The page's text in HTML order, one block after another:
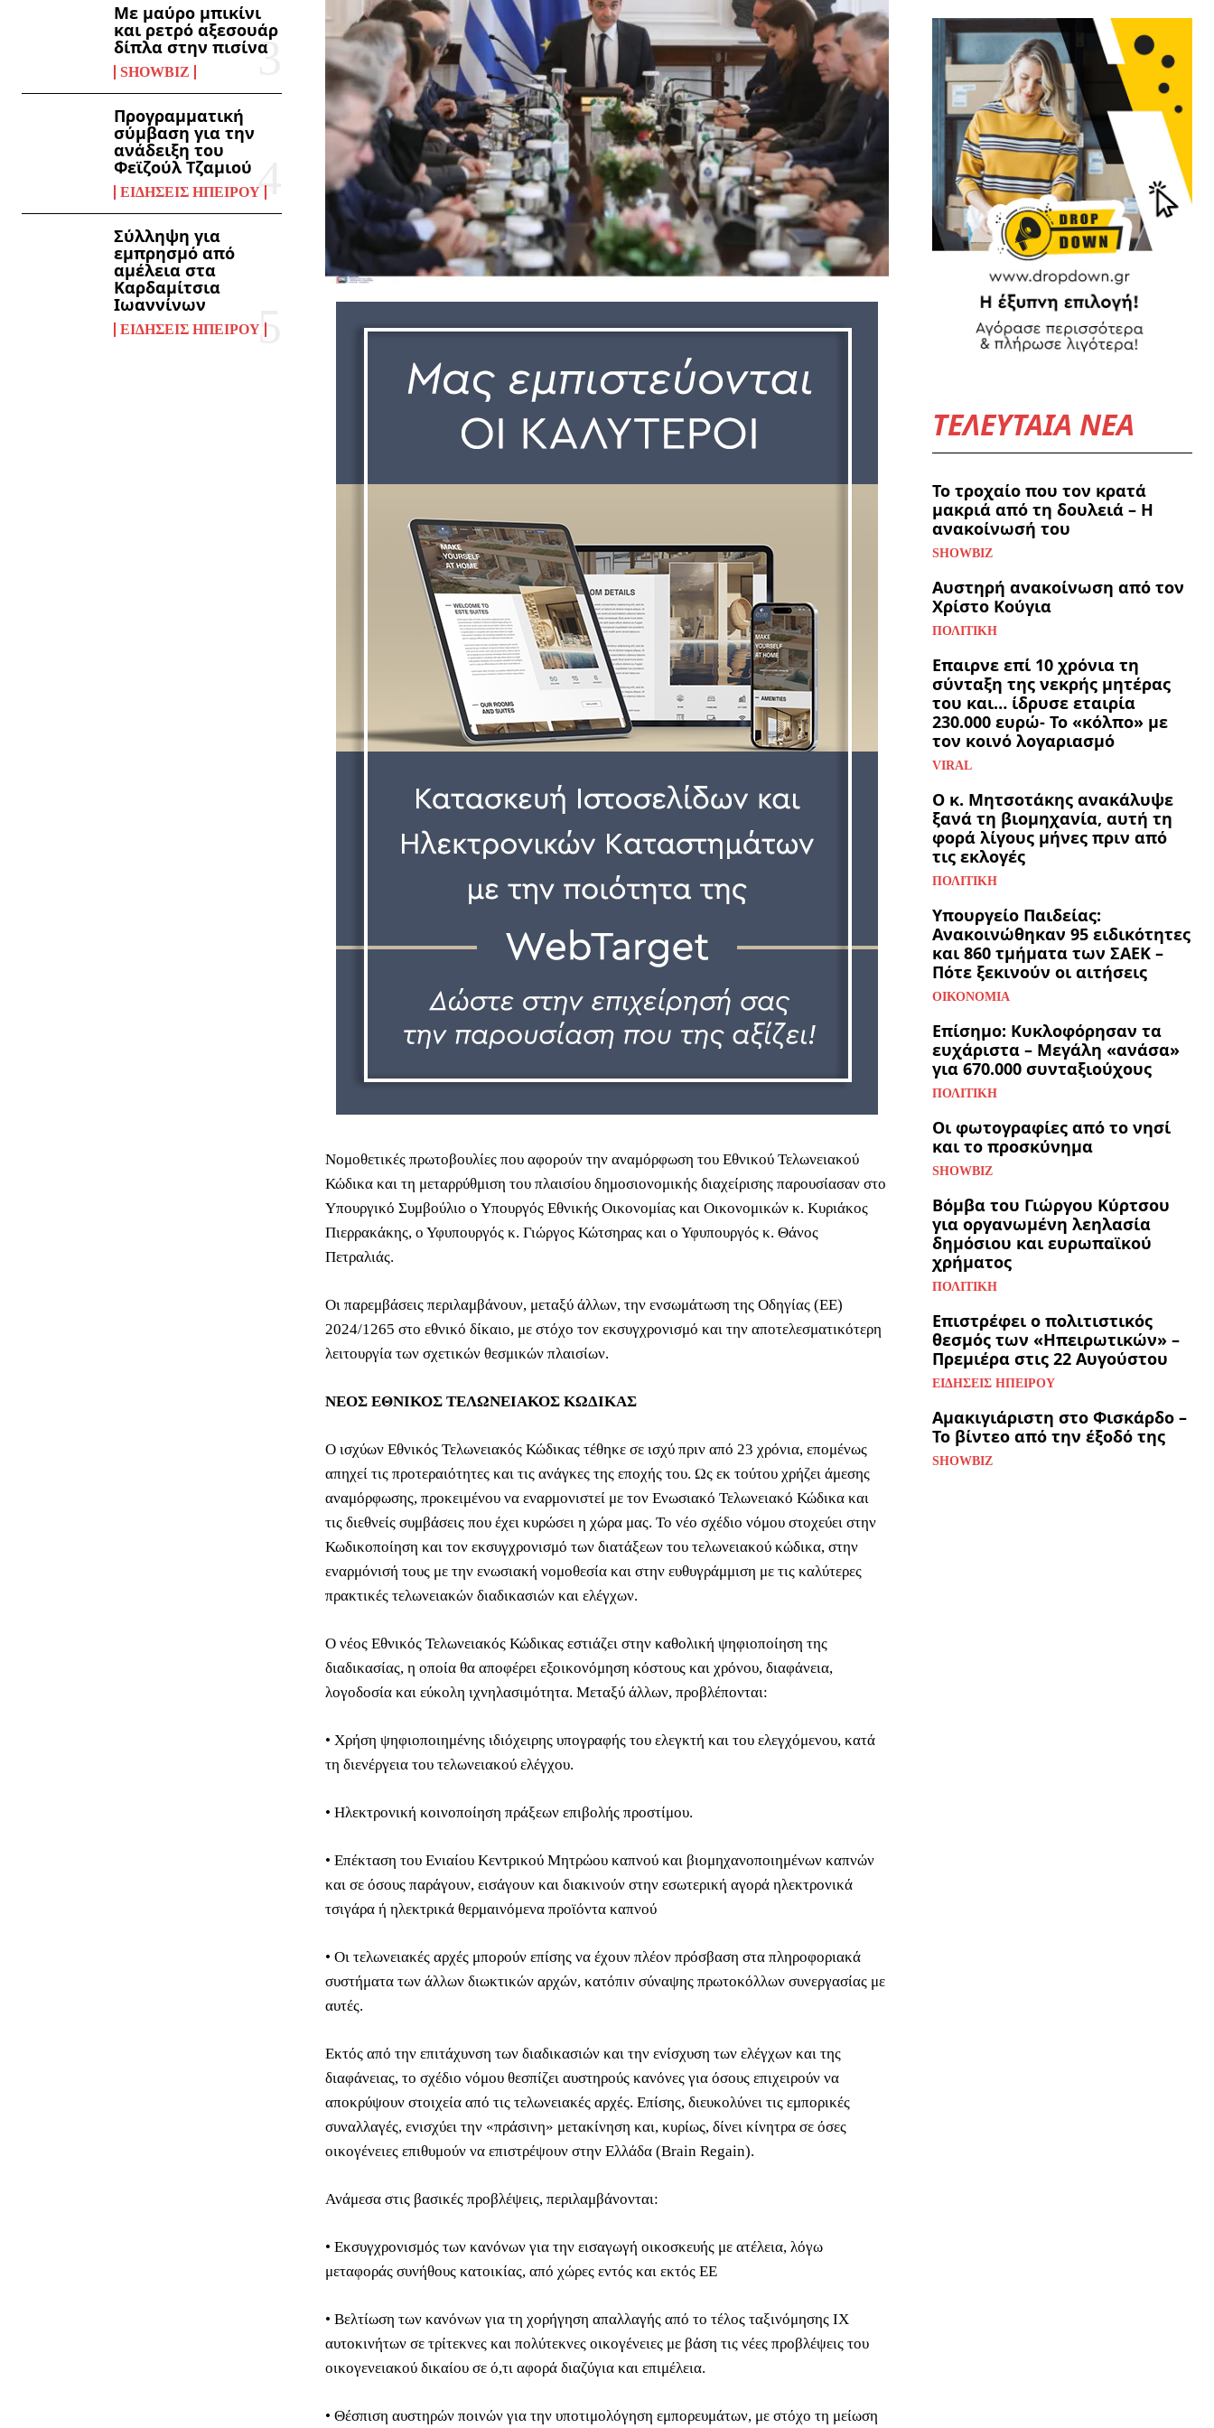
Με μαύρο μπικίνι
και ρετρό αξεσουάρ
δίπλα στην πισίνα
SHOWBIZ
Προγραμματική
σύμβαση για την
ανάδειξη του
Φεϊζούλ Τζαμιού
ΕΙΔΉΣΕΙΣ ΗΠΕΊΡΟΥ
Σύλληψη για
εμπρησμό από
αμέλεια στα
Καρδαμίτσια
Ιωαννίνων
ΕΙΔΉΣΕΙΣ ΗΠΕΊΡΟΥ
Νομοθετικές πρωτοβουλίες που αφορούν την αναμόρφωση του Εθνικού Τελωνειακού
Κώδικα και τη μεταρρύθμιση του πλαισίου δημοσιονομικής διαχείρισης παρουσίασαν στο
Υπουργικό Συμβούλιο ο Υπουργός Εθνικής Οικονομίας και Οικονομικών κ. Κυριάκος
Πιερρακάκης, ο Υφυπουργός κ. Γιώργος Κώτσηρας και ο Υφυπουργός κ. Θάνος
Πετραλιάς.
Οι παρεμβάσεις περιλαμβάνουν, μεταξύ άλλων, την ενσωμάτωση της Οδηγίας (ΕΕ)
2024/1265 στο εθνικό δίκαιο, με στόχο τον εκσυγχρονισμό και την αποτελεσματικότερη
λειτουργία των σχετικών θεσμικών πλαισίων.
ΝΕΟΣ ΕΘΝΙΚΟΣ ΤΕΛΩΝΕΙΑΚΟΣ ΚΩΔΙΚΑΣ
Ο ισχύων Εθνικός Τελωνειακός Κώδικας τέθηκε σε ισχύ πριν από 23 χρόνια, επομένως
απηχεί τις προτεραιότητες και τις ανάγκες της εποχής του. Ως εκ τούτου χρήζει άμεσης
αναμόρφωσης, προκειμένου να εναρμονιστεί με τον Ενωσιακό Τελωνειακό Κώδικα και
τις διεθνείς συμβάσεις που έχει κυρώσει η χώρα μας. Το νέο σχέδιο νόμου στοχεύει στην
Κωδικοποίηση και τον εκσυγχρονισμό των διατάξεων του τελωνειακού κώδικα, στην
εναρμόνισή τους με την ενωσιακή νομοθεσία και στην ευθυγράμμιση με τις καλύτερες
πρακτικές τελωνειακών διαδικασιών και ελέγχων.
Ο νέος Εθνικός Τελωνειακός Κώδικας εστιάζει στην καθολική ψηφιοποίηση της
διαδικασίας, η οποία θα αποφέρει εξοικονόμηση κόστους και χρόνου, διαφάνεια,
λογοδοσία και εύκολη ιχνηλασιμότητα. Μεταξύ άλλων, προβλέπονται:
• Χρήση ψηφιοποιημένης ιδιόχειρης υπογραφής του ελεγκτή και του ελεγχόμενου, κατά
τη διενέργεια του τελωνειακού ελέγχου.
• Ηλεκτρονική κοινοποίηση πράξεων επιβολής προστίμου.
• Επέκταση του Ενιαίου Κεντρικού Μητρώου καπνού και βιομηχανοποιημένων καπνών
και σε όσους παράγουν, εισάγουν και διακινούν στην εσωτερική αγορά ηλεκτρονικά
τσιγάρα ή ηλεκτρικά θερμαινόμενα προϊόντα καπνού
• Οι τελωνειακές αρχές μπορούν επίσης να έχουν πλέον πρόσβαση στα πληροφοριακά
συστήματα των άλλων διωκτικών αρχών, κατόπιν σύναψης πρωτοκόλλων συνεργασίας με
αυτές.
Εκτός από την επιτάχυνση των διαδικασιών και την ενίσχυση των ελέγχων και της
διαφάνειας, το σχέδιο νόμου θεσπίζει αυστηρούς κανόνες για όσους επιχειρούν να
αποκρύψουν στοιχεία από τις τελωνειακές αρχές. Επίσης, διευκολύνει τις εμπορικές
συναλλαγές, ενισχύει την «πράσινη» μετακίνηση και, κυρίως, δίνει κίνητρα σε όσες
οικογένειες επιθυμούν να επιστρέψουν στην Ελλάδα (Brain Regain).
Ανάμεσα στις βασικές προβλέψεις, περιλαμβάνονται:
• Εκσυγχρονισμός των κανόνων για την εισαγωγή οικοσκευής με ατέλεια, λόγω
μεταφοράς συνήθους κατοικίας, από χώρες εντός και εκτός ΕΕ
• Βελτίωση των κανόνων για τη χορήγηση απαλλαγής από το τέλος ταξινόμησης ΙΧ
αυτοκινήτων σε τρίτεκνες και πολύτεκνες οικογένειες με βάση τις νέες προβλέψεις του
οικογενειακού δικαίου σε ό,τι αφορά διαζύγια και επιμέλεια.
• Θέσπιση αυστηρών ποινών για την υποτιμολόγηση εμπορευμάτων, με στόχο τη μείωση
ΤΕΛΕΥΤΑΙΑ ΝΕΑ
Το τροχαίο που τον κρατά
μακριά από τη δουλειά – Η
ανακοίνωσή του
SHOWBIZ
Αυστηρή ανακοίνωση από τον
Χρίστο Κούγια
ΠΟΛΙΤΙΚΉ
Επαιρνε επί 10 χρόνια τη
σύνταξη της νεκρής μητέρας
του και… ίδρυσε εταιρία
230.000 ευρώ- Το «κόλπο» με
τον κοινό λογαριασμό
VIRAL
Ο κ. Μητσοτάκης ανακάλυψε
ξανά τη βιομηχανία, αυτή τη
φορά λίγους μήνες πριν από
τις εκλογές
ΠΟΛΙΤΙΚΉ
Υπουργείο Παιδείας:
Ανακοινώθηκαν 95 ειδικότητες
και 860 τμήματα των ΣΑΕΚ –
Πότε ξεκινούν οι αιτήσεις
ΟΙΚΟΝΟΜΊΑ
Επίσημο: Κυκλοφόρησαν τα
ευχάριστα – Μεγάλη «ανάσα»
για 670.000 συνταξιούχους
ΠΟΛΙΤΙΚΉ
Οι φωτογραφίες από το νησί
και το προσκύνημα
SHOWBIZ
Βόμβα του Γιώργου Κύρτσου
για οργανωμένη λεηλασία
δημόσιου και ευρωπαϊκού
χρήματος
ΠΟΛΙΤΙΚΉ
Επιστρέφει ο πολιτιστικός
θεσμός των «Ηπειρωτικών» –
Πρεμιέρα στις 22 Αυγούστου
ΕΙΔΉΣΕΙΣ ΗΠΕΊΡΟΥ
Αμακιγιάριστη στο Φισκάρδο –
Το βίντεο από την έξοδό της
SHOWBIZ